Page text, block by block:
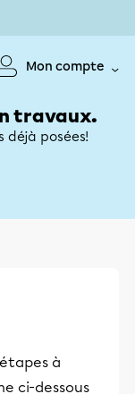
Mon compte
travaux.
déjà posées!
à
ci-dessous